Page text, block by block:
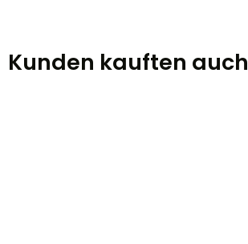
Kunden kauften auch